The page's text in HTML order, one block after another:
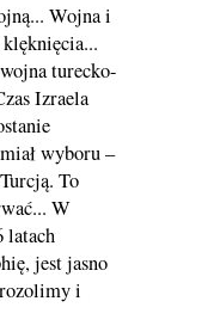
Wojna i
turecko-
Izraela
wyboru –
To
W
latach
jest jasno
i